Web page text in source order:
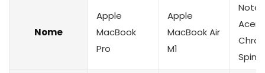
Nome
Apple
MacBook
Pro
Apple
MacBook Air
M1
Acer
Spin